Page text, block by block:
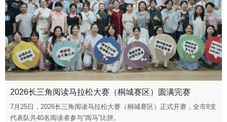
2026长三角阅读马拉松大赛（桐城赛区）圆满完赛
7月25日，2026长三角阅读马拉松大赛（桐城赛区）正式开赛，全市8支
代表队共40名阅读者参与“阅马”比拼。